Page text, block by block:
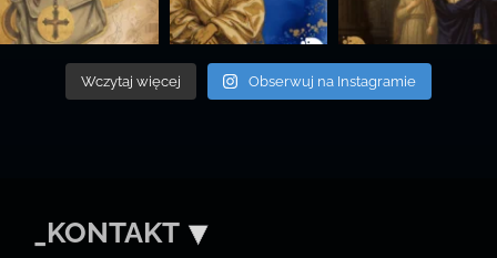
Wczytaj więcej Obserwuj na Instagramie
_KONTAKT